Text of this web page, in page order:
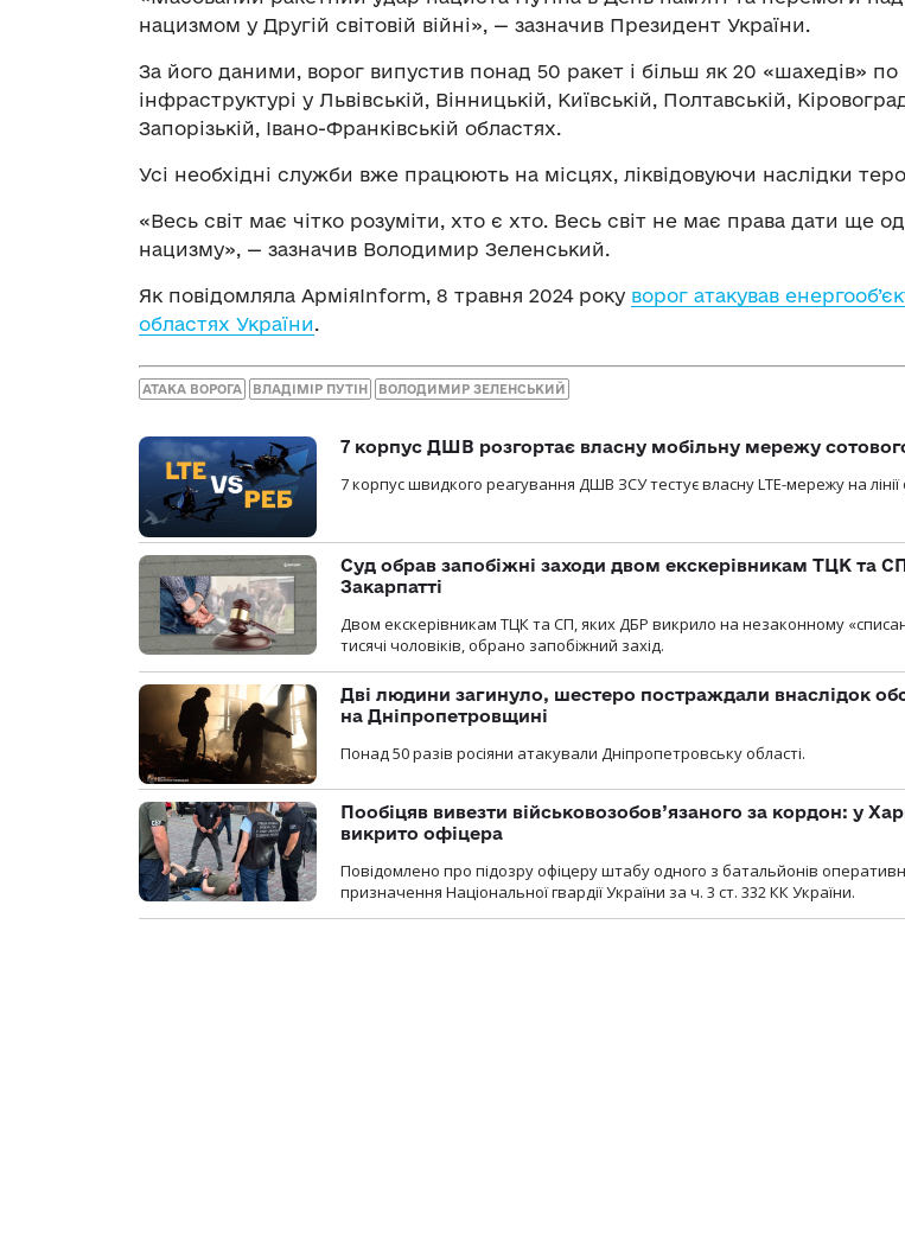
нацизмом у Другій світовій війні», — зазначив Президент України.
За його даними, ворог випустив понад 50 ракет і більш як 20 «шахедів» по
інфраструктурі у Львівській, Вінницькій, Київській, Полтавській,
Запорізькій, Івано-Франківській областях.
Усі необхідні служби вже працюють на місцях, ліквідовуючи наслідки
«Весь світ має чітко розуміти, хто є хто. Весь світ не має права дати ще
нацизму», — зазначив Володимир Зеленський.
Як повідомляла АрміяInform, 8 травня 2024 року ворог атакував
областях України.
АТАКА ВОРОГА ВЛАДІМІР ПУТІН ВОЛОДИМИР ЗЕЛЕНСЬКИЙ
7 корпус ДШВ розгортає власну мобільну мережу
7 корпус швидкого реагування ДШВ ЗСУ тестує власну LTE-мережу на лінії
Суд обрав запобіжні заходи двом екскерівникам ТЦК та
Закарпатті
Двом екскерівникам ТЦК та СП, яких ДБР викрило на незаконному
тисячі чоловіків, обрано запобіжний захід.
Дві людини загинуло, шестеро постраждали внаслідок
на Дніпропетровщині
Понад 50 разів росіяни атакували Дніпропетровську області.
Пообіцяв вивезти військовозобов’язаного за кордон: у
викрито офіцера
Повідомлено про підозру офіцеру штабу одного з батальйонів
призначення Національної гвардії України за ч. 3 ст. 332 КК України.